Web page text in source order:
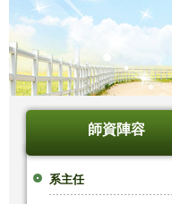
師資陣容
系主任